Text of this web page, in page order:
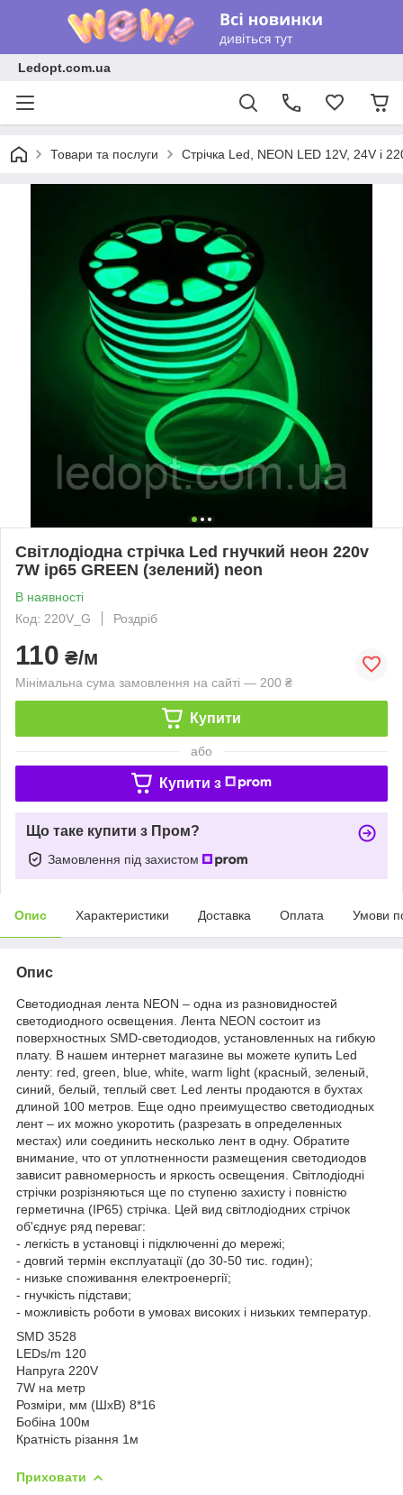
Ledopt.com.ua
Товари та послуги Стрічка Led, NEON LED 12V, 24V і
Світлодіодна стрічка Led гнучкий неон 220v
7W ip65 GREEN (зелений) neon
В наявності
Код: 220V_G
Роздріб
110 ₴/м
Мінімальна сума замовлення на сайті — 200 ₴
Купити
або
Купити з
Що таке купити з Пром?
Замовлення під захистом
Опис Характеристики Доставка Оплата Умови
Опис
Светодиодная лента NEON – одна из разновидностей
светодиодного освещения. Лента NEON состоит из
поверхностных SMD-светодиодов, установленных на гибкую
плату. В нашем интернет магазине вы можете купить Led
ленту: red, green, blue, white, warm light (красный, зеленый,
синий, белый, теплый свет. Led ленты продаются в бухтах
длиной 100 метров. Еще одно преимущество светодиодных
лент – их можно укоротить (разрезать в определенных
местах) или соединить несколько лент в одну. Обратите
внимание, что от уплотненности размещения светодиодов
зависит равномерность и яркость освещения. Світлодіодні
стрічки розрізняються ще по ступеню захисту і повністю
герметична (IP65) стрічка. Цей вид світлодіодних стрічок
об'єднує ряд переваг:
- легкість в установці і підключенні до мережі;
- довгий термін експлуатації (до 30-50 тис. годин);
- низьке споживання електроенергії;
- гнучкість підстави;
- можливість роботи в умовах високих і низьких температур.
SMD 3528
LEDs/m 120
Напруга 220V
7W на метр
Розміри, мм (ШхВ) 8*16
Бобіна 100м
Кратність різання 1м
Приховати